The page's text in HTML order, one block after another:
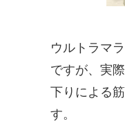
ウルトラマ
ですが、実
下りによる
す。